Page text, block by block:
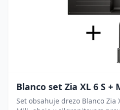
Blanco set Zia XL 6 S
Set obsahuje drezo Blanco Zia